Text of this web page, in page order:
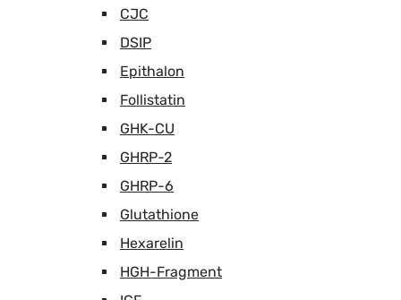
CJC
DSIP
Epithalon
Follistatin
GHK-CU
GHRP-2
GHRP-6
Glutathione
Hexarelin
HGH-Fragment